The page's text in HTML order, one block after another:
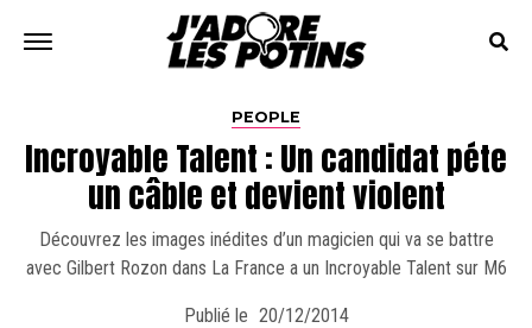
PEOPLE
Incroyable Talent : Un candidat péte
un câble et devient violent
Découvrez les images inédites d’un magicien qui va se battre
avec Gilbert Rozon dans La France a un Incroyable Talent sur M6
Publié le 20/12/2014